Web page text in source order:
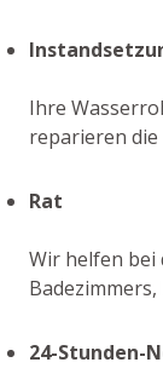
Ihre
reparieren
Rat
Wir helfen bei
24-Stunden-